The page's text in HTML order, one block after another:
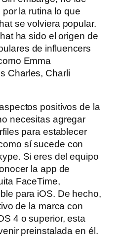
la rutina lo que
se volviera popular.
ha sido el origen de
de influencers
Emma
Charles, Charli
positivos de la
necesitas agregar
para establecer
sí sucede con
Si eres del equipo
la app de
FaceTime,
para iOS. De hecho,
de la marca con
4 o superior, esta
preinstalada en él.